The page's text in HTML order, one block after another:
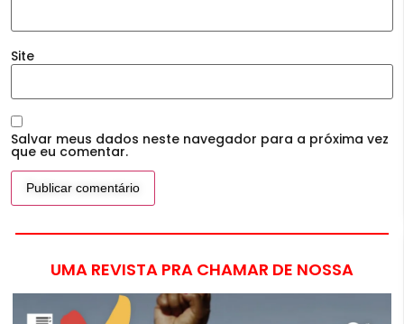
Site
Salvar meus dados neste navegador para a próxima vez
que eu comentar.
UMA REVISTA PRA CHAMAR DE NOSSA